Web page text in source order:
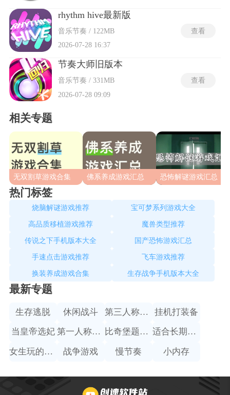
rhythm hive最新版
音乐节奏 / 122MB
2026-07-28 16:37
查看
节奏大师旧版本
音乐节奏 / 331MB
2026-07-28 09:09
查看
相关专题
无双割草游戏合集 佛系养成游戏汇总 恐怖解谜游戏汇总
热门标签
烧脑解谜游戏推荐
宝可梦系列游戏大全
高品质移植游戏推荐
魔兽类型推荐
传说之下手机版本大全
国产恐怖游戏汇总
手速点击游戏推荐
飞车游戏推荐
换装养成游戏合集
生存战争手机版本大全
最新专题
生存逃脱 休闲战斗 第三人称赛车 挂机打装备
当皇帝选妃 第一人称射击 比奇堡题材手游 适合长期搬砖的手游
女生玩的跑酷游戏 战争游戏 慢节奏 小内存